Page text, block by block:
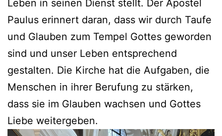
Leben in seinen Dienst stellt. Der Apostel
Paulus erinnert daran, dass wir durch Taufe
und Glauben zum Tempel Gottes geworden
sind und unser Leben entsprechend
gestalten. Die Kirche hat die Aufgaben, die
Menschen in ihrer Berufung zu stärken,
dass sie im Glauben wachsen und Gottes
Liebe weitergeben.